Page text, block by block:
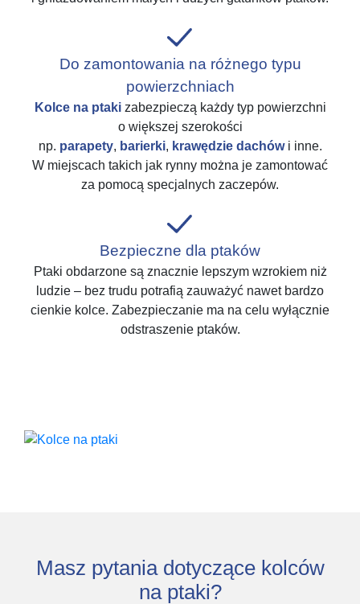
Do zamontowania na różnego typu
powierzchniach
Kolce na ptakizabezpieczą każdy typ powierzchni
o większej szerokości
np. parapety, barierki, krawędzie dachówi inne.
W miejscach takich jak rynny można je zamontować
za pomocą specjalnych zaczepów.
Bezpieczne dla ptaków
Ptaki obdarzone są znacznie lepszym wzrokiem niż
ludzie – bez trudu potrafią zauważyć nawet bardzo
cienkie kolce. Zabezpieczanie ma na celu wyłącznie
odstraszenie ptaków.
Masz pytania dotyczące kolców
na ptaki?